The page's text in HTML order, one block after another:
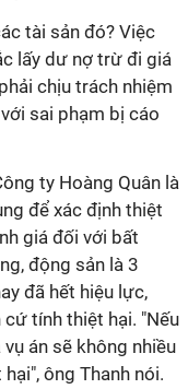
tài sản đó? Việc
lấy dư nợ trừ đi giá
chịu trách nhiệm
sai phạm bị cáo
ty Hoàng Quân là
để xác định thiệt
giá đối với bất
động sản là 3
đã hết hiệu lực,
tính thiệt hại. "Nếu
án sẽ không nhiều
ông Thanh nói.